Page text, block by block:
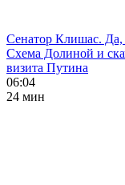
Сенатор Клишас. Да,
Схема Долиной и
визита Путина
06:04
24 мин